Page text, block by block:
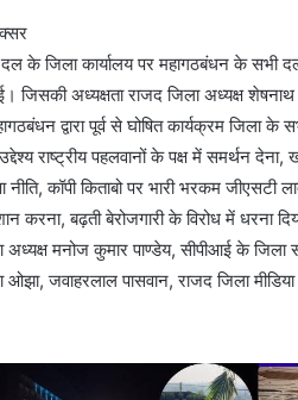
दल के जिला कार्यालय पर महागठबंधन के सभी
जिसकी अध्यक्षता राजद जिला अध्यक्ष शेषनाथ
द्वारा पूर्व से घोषित कार्यक्रम जिला
राष्ट्रीय पहलवानों के पक्ष में समर्थन देना,
नीति, कॉपी किताबो पर भारी भरकम
करना, बढ़ती बेरोजगारी के विरोध में धरना
अध्यक्ष मनोज कुमार पाण्डेय, सीपीआई के
ओझा, जवाहरलाल पासवान, राजद जिला